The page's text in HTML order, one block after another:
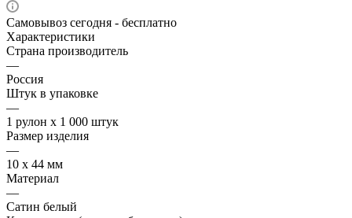
Самовывоз сегодня - бесплатно
Характеристики
Страна производитель
—
Россия
Штук в упаковке
—
1 рулон х 1 000 штук
Размер изделия
—
10 х 44 мм
Материал
—
Сатин белый